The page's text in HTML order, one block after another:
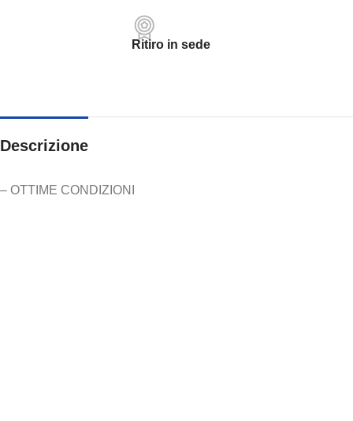
Ritiro in sede
Descrizione
– OTTIME CONDIZIONI